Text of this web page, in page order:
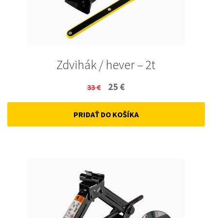
Zdvihák / hever – 2t
33€
Original
price
was:
25 €
price
is:
PRIDAŤ DO KOŠÍKA